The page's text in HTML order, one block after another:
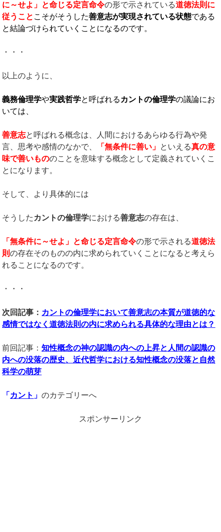
に～せよ」と命じる定言命令の形で示されている道徳法則に
従うこと こそがそうした善意志が実現されている状態である
と結論づけられていくことになるのです。
・・・
以上のように、
義務倫理学や実践哲学と呼ばれるカントの倫理学の議論にお
いては、
善意志と呼ばれる概念は、人間におけるあらゆる行為や発
言、思考や感情のなかで、
「無条件に善い」 といえる真の意
味で善いもののことを意味する概念として定義されていくこ
とになります。
そして、より具体的には
そうしたカントの倫理学における善意志の存在は、
「無条件に～せよ」と命じる定言命令の形で示される道徳法
則の存在そのものの内に求められていくことになると考えら
れることになるのです。
・・・
次回記事： カントの倫理学において善意志の本質が道徳的な
感情ではなく道徳法則の内に求められる具体的な理由とは？
前回記事：知性概念の神の認識の内への上昇と人間の認識の
内への没落の歴史、近代哲学における知性概念の没落と自然
科学の萌芽
「 カント 」のカテゴリーへ
スポンサーリンク